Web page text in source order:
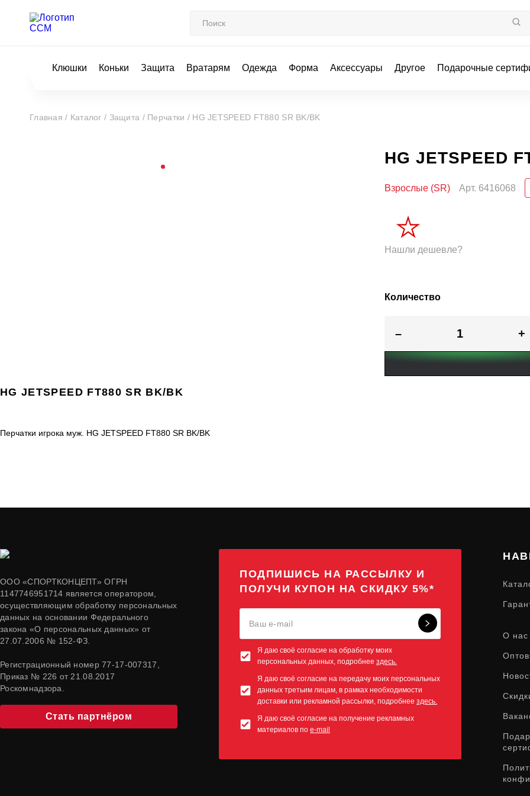
Клюшки Коньки Защита Вратарям Одежда Форма Аксессуары Другое Подарочные
Главная / Каталог / Защита / Перчатки / HG JETSPEED FT880 SR BK/BK
HG JETSPEED
Взрослые (SR) Арт. 6416068
Нашли дешевле?
Количество
– +
HG JETSPEED FT880 SR BK/BK
Перчатки игрока муж. HG JETSPEED FT880 SR BK/BK
ООО «СПОРТКОНЦЕПТ» ОГРН
1147746951714 является оператором,
осуществляющим обработку персональных
данных на основании Федерального
закона «О персональных данных» от
27.07.2006 № 152-ФЗ.
Регистрационный номер 77-17-007317,
Приказ № 226 от 21.08.2017
Роскомнадзора.
Стать партнёром
ПОДПИШИСЬ НА РАССЫЛКУ И
ПОЛУЧИ КУПОН НА СКИДКУ 5%*
Я даю своё согласие на обработку моих
персональных данных, подробнее здесь.
Я даю своё согласие на передачу моих персональных
данных третьим лицам, в рамках необходимости
доставки или рекламной рассылки, подробнее здесь.
Я даю своё согласие на получение рекламных
материалов по e-mail
О нас